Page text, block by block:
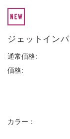
ジェットイン
通常価格:
価格:
カラー：